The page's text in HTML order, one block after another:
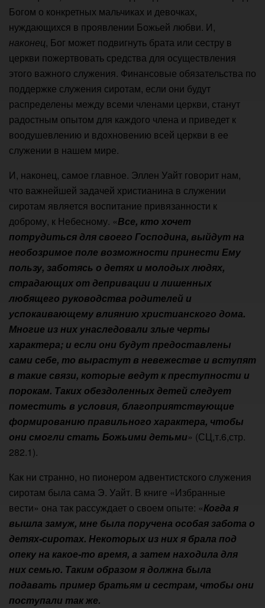
Богом о конкретных мальчиках и девочках,
нуждающихся в проявлении Божьей любви. И,
наконец, Бог может подвигнуть брата или сестру в
церкви пожертвовать средства для осуществления
этого важного служения. Финансовые обязательства по
поддержке служения сиротам, если они будут
распределены между всеми членами церкви, станут
радостным опытом для каждого члена и приведет к
воодушевлению и вдохновению всей церкви в ее
служении в нашем мире.
И, наконец, самое главное. Эллен Уайт говорит нам,
что важнейшей задачей христианина в служении
сиротам является воспитание привязанности к
доброму, к Небесному. «Все, кто хочет
потрудиться для своего Господина, выйдут на
необозримое поле возможности принести Ему
пользу, заботясь о детях и молодых людях,
страдающих от депривации и лишенных
любящего руководства родителей и
успокаивающему влиянию христианского дома.
Многие из них унаследовали злые черты
характера; и если они будут предоставлены
сами себе, то вырастут в невежестве и вступят
в такие связи, которые ведут к преступности и
порокам. Таких обездоленных детей следует
поместить в условия, благоприятствующие
формированию правильного характера, чтобы
они смогли стать Божьими детьми» (СЦ,т.6,стр.
282.1).
Как ни странно, но пионером адвентистского служения
сиротам была сама Э. Уайт. В книге «Избранные
вести» она так рассуждает о своем опыте: «Когда я
вышла замуж, мне была поручена особая забота о
детях-сиротах. Некоторых из них я брала под
опеку на какое-то время, а затем находила для
них семью. Таким образом я должна была
подавать пример братьям и сестрам, чтобы они
поступали так же.